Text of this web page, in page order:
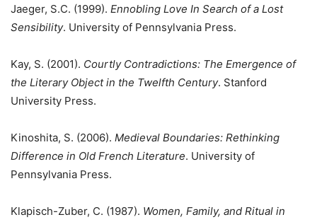
Jaeger, S.C. (1999). Ennobling Love In Search of a Lost
Sensibility. University of Pennsylvania Press.
Kay, S. (2001). Courtly Contradictions: The Emergence of
the Literary Object in the Twelfth Century. Stanford
University Press.
Kinoshita, S. (2006). Medieval Boundaries: Rethinking
Difference in Old French Literature. University of
Pennsylvania Press.
Klapisch-Zuber, C. (1987). Women, Family, and Ritual in